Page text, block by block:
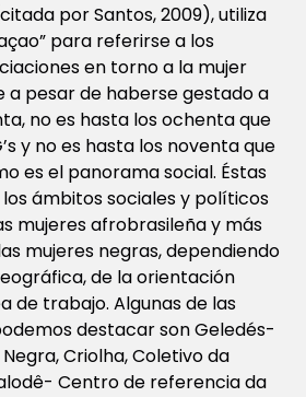
por Santos, 2009), utiliza
para referirse a los
en torno a la mujer
a pesar de haberse gestado a
no es hasta los ochenta que
y no es hasta los noventa que
es el panorama social. Éstas
ámbitos sociales y políticos
mujeres afrobrasileña y más
mujeres negras, dependiendo
de la orientación
de trabajo. Algunas de las
destacar son Geledés-
Criolha, Coletivo da
Centro de referencia da